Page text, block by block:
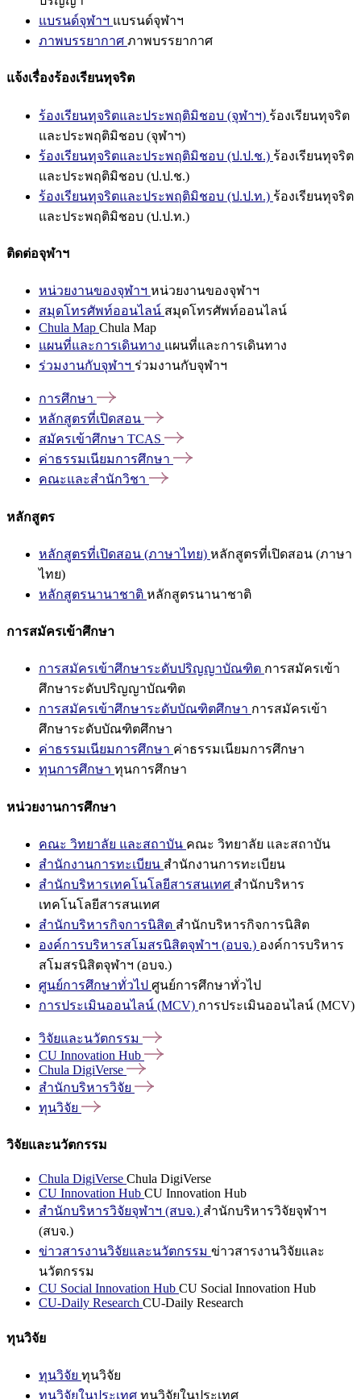
แบรนด์จุฬาฯ แบรนด์จุฬาฯ
ภาพบรรยากาศ ภาพบรรยากาศ
แจ้งเรื่องร้องเรียนทุจริต
ร้องเรียนทุจริตและประพฤติมิชอบ (จุฬาฯ) ร้องเรียนทุจริต
และประพฤติมิชอบ (จุฬาฯ)
ร้องเรียนทุจริตและประพฤติมิชอบ (ป.ป.ช.) ร้องเรียนทุจริต
และประพฤติมิชอบ (ป.ป.ช.)
ร้องเรียนทุจริตและประพฤติมิชอบ (ป.ป.ท.) ร้องเรียนทุจริต
และประพฤติมิชอบ (ป.ป.ท.)
ติดต่อจุฬาฯ
หน่วยงานของจุฬาฯ หน่วยงานของจุฬาฯ
สมุดโทรศัพท์ออนไลน์ สมุดโทรศัพท์ออนไลน์
Chula Map Chula Map
แผนที่และการเดินทาง แผนที่และการเดินทาง
ร่วมงานกับจุฬาฯ ร่วมงานกับจุฬาฯ
การศึกษา
หลักสูตรที่เปิดสอน
สมัครเข้าศึกษา TCAS
ค่าธรรมเนียมการศึกษา
คณะและสำนักวิชา
หลักสูตร
หลักสูตรที่เปิดสอน (ภาษาไทย) หลักสูตรที่เปิดสอน (ภาษา
ไทย)
หลักสูตรนานาชาติ หลักสูตรนานาชาติ
การสมัครเข้าศึกษา
การสมัครเข้าศึกษาระดับปริญญาบัณฑิต การสมัครเข้า
ศึกษาระดับปริญญาบัณฑิต
การสมัครเข้าศึกษาระดับบัณฑิตศึกษา การสมัครเข้า
ศึกษาระดับบัณฑิตศึกษา
ค่าธรรมเนียมการศึกษา ค่าธรรมเนียมการศึกษา
ทุนการศึกษา ทุนการศึกษา
หน่วยงานการศึกษา
คณะ วิทยาลัย และสถาบัน คณะ วิทยาลัย และสถาบัน
สำนักงานการทะเบียน สำนักงานการทะเบียน
สำนักบริหารเทคโนโลยีสารสนเทศ สำนักบริหาร
เทคโนโลยีสารสนเทศ
สำนักบริหารกิจการนิสิต สำนักบริหารกิจการนิสิต
องค์การบริหารสโมสรนิสิตจุฬาฯ (อบจ.) องค์การบริหาร
สโมสรนิสิตจุฬาฯ (อบจ.)
ศูนย์การศึกษาทั่วไป ศูนย์การศึกษาทั่วไป
การประเมินออนไลน์ (MCV) การประเมินออนไลน์ (MCV)
วิจัยและนวัตกรรม
CU Innovation Hub
Chula DigiVerse
สำนักบริหารวิจัย
ทุนวิจัย
วิจัยและนวัตกรรม
Chula DigiVerse Chula DigiVerse
CU Innovation Hub CU Innovation Hub
สำนักบริหารวิจัยจุฬาฯ (สบจ.) สำนักบริหารวิจัยจุฬาฯ
(สบจ.)
ข่าวสารงานวิจัยและนวัตกรรม ข่าวสารงานวิจัยและ
นวัตกรรม
CU Social Innovation Hub CU Social Innovation Hub
CU-Daily Research CU-Daily Research
ทุนวิจัย
ทุนวิจัย ทุนวิจัย
ทุนวิจัยในประเทศ ทุนวิจัยในประเทศ